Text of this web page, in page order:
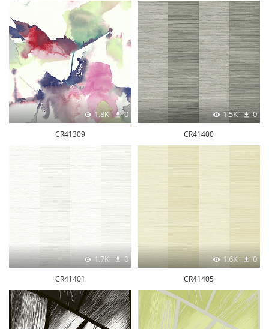
1.8K 0
CR41309
1.5K 0
CR41400
1.7K 0
CR41401
1.6K 0
CR41405